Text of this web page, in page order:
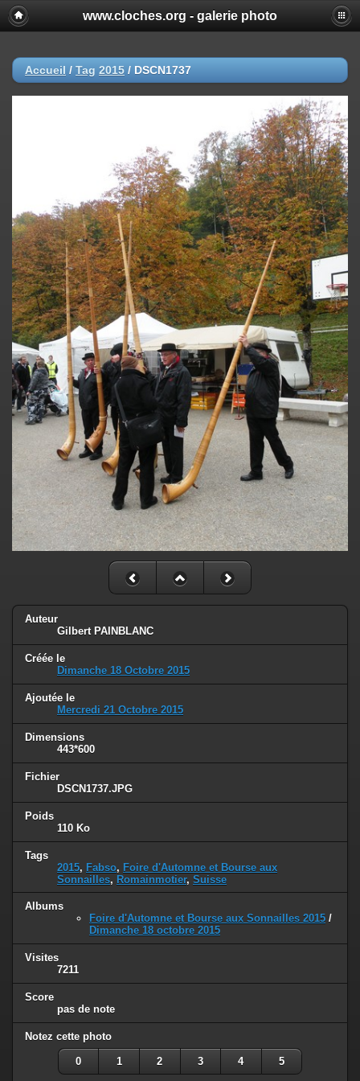
www.cloches.org - galerie photo
Accueil / Tag 2015 / DSCN1737
Auteur
Gilbert PAINBLANC
Créée le
Dimanche 18 Octobre 2015
Ajoutée le
Mercredi 21 Octobre 2015
Dimensions
443*600
Fichier
DSCN1737.JPG
Poids
110 Ko
Tags
2015, Fabso, Foire d'Automne et Bourse aux
Sonnailles, Romainmotier, Suisse
Albums
Foire d'Automne et Bourse aux Sonnailles 2015 /
Dimanche 18 octobre 2015
Visites
7211
Score
pas de note
Notez cette photo
0 1 2 3 4 5